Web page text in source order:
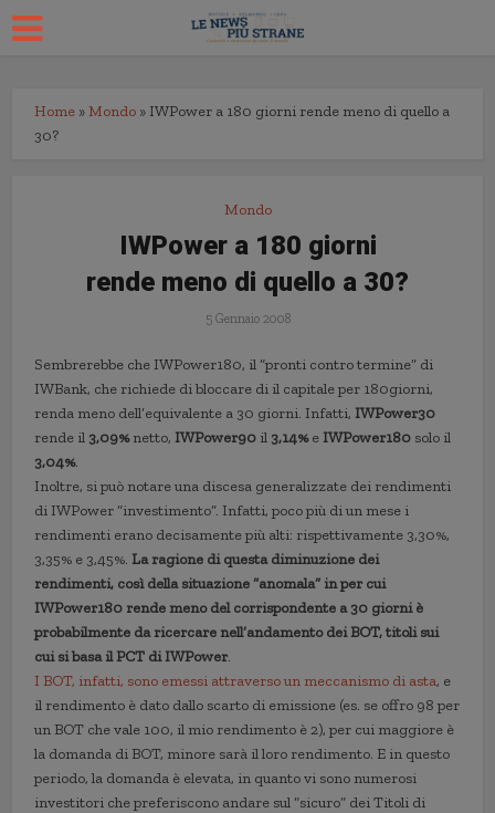
Home » Mondo » IWPower a 180 giorni rende meno di quello a
30?
Mondo
IWPower a 180 giorni
rende meno di quello a 30?
5 Gennaio 2008
Sembrerebbe che IWPower180, il “pronti contro termine” di
IWBank, che richiede di bloccare di il capitale per 180giorni,
renda meno dell’equivalente a 30 giorni. Infatti, IWPower30
rende il 3,09%netto, IWPower90 il 3,14%e IWPower180 solo il
3,04%.
Inoltre, si può notare una discesa generalizzate dei rendimenti
di IWPower “investimento”. Infatti, poco più di un mese i
rendimenti erano decisamente più alti: rispettivamente 3,30%,
3,35% e 3,45%. La ragione di questa diminuzione dei
rendimenti, così della situazione “anomala” in per cui
IWPower180 rende meno del corrispondente a 30 giorni è
probabilmente da ricercare nell’andamento dei BOT, titoli sui
cui si basa il PCT di IWPower.
I BOT, infatti, sono emessi attraverso un meccanismo di asta, e
il rendimento è dato dallo scarto di emissione (es. se offro 98 per
un BOT che vale 100, il mio rendimento è 2), per cui maggiore è
la domanda di BOT, minore sarà il loro rendimento. E in questo
periodo, la domanda è elevata, in quanto vi sono numerosi
investitori che preferiscono andare sul “sicuro” dei Titoli di